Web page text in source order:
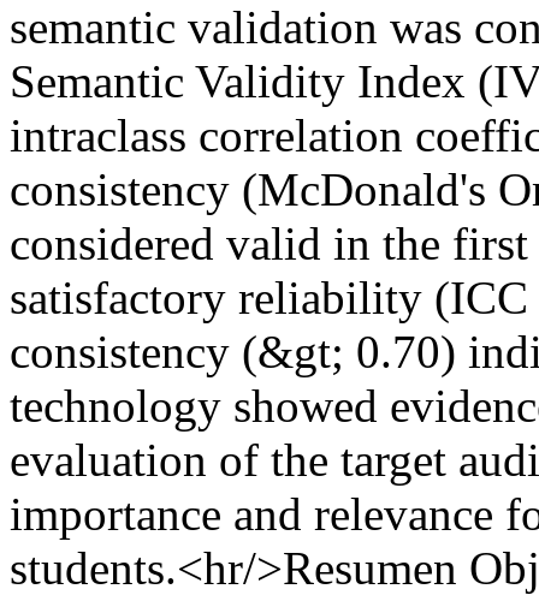
semantic validation was
Semantic Validity Index
intraclass correlation
consistency (McDonald's
considered valid in the
satisfactory reliability
consistency (&gt; 0.70)
technology showed
evaluation of the target
importance and relevance
students.<hr/>Resumen